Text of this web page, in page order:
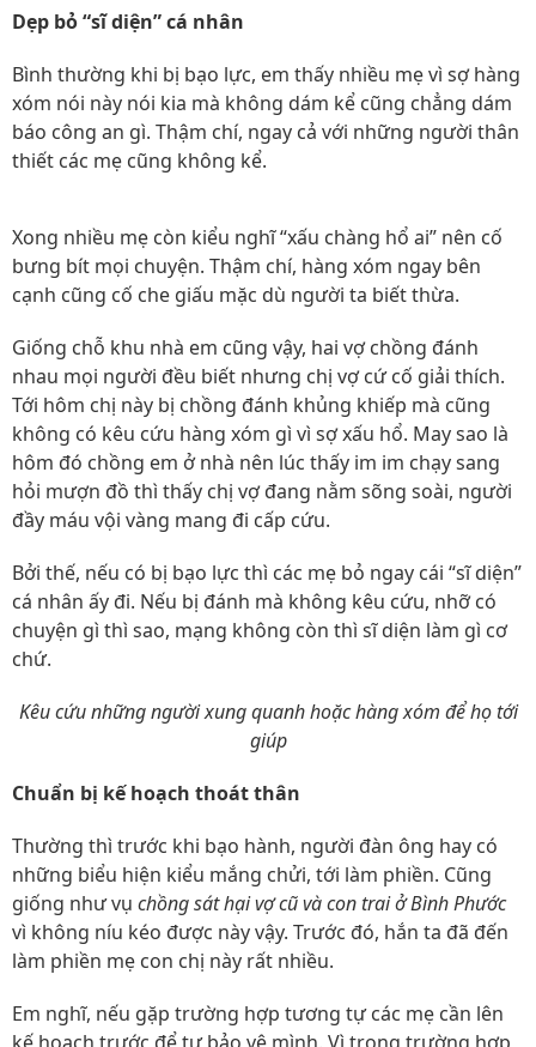
Dẹp bỏ “sĩ diện” cá nhân
Bình thường khi bị bạo lực, em thấy nhiều mẹ vì sợ hàng
xóm nói này nói kia mà không dám kể cũng chẳng dám
báo công an gì. Thậm chí, ngay cả với những người thân
thiết các mẹ cũng không kể.
Xong nhiều mẹ còn kiểu nghĩ “xấu chàng hổ ai” nên cố
bưng bít mọi chuyện. Thậm chí, hàng xóm ngay bên
cạnh cũng cố che giấu mặc dù người ta biết thừa.
Giống chỗ khu nhà em cũng vậy, hai vợ chồng đánh
nhau mọi người đều biết nhưng chị vợ cứ cố giải thích.
Tới hôm chị này bị chồng đánh khủng khiếp mà cũng
không có kêu cứu hàng xóm gì vì sợ xấu hổ. May sao là
hôm đó chồng em ở nhà nên lúc thấy im im chạy sang
hỏi mượn đồ thì thấy chị vợ đang nằm sõng soài, người
đầy máu vội vàng mang đi cấp cứu.
Bởi thế, nếu có bị bạo lực thì các mẹ bỏ ngay cái “sĩ diện”
cá nhân ấy đi. Nếu bị đánh mà không kêu cứu, nhỡ có
chuyện gì thì sao, mạng không còn thì sĩ diện làm gì cơ
chứ.
Kêu cứu những người xung quanh hoặc hàng xóm để họ tới
giúp
Chuẩn bị kế hoạch thoát thân
Thường thì trước khi bạo hành, người đàn ông hay có
những biểu hiện kiểu mắng chửi, tới làm phiền. Cũng
giống như vụ chồng sát hại vợ cũ và con trai ở Bình Phước
vì không níu kéo được này vậy. Trước đó, hắn ta đã đến
làm phiền mẹ con chị này rất nhiều.
Em nghĩ, nếu gặp trường hợp tương tự các mẹ cần lên